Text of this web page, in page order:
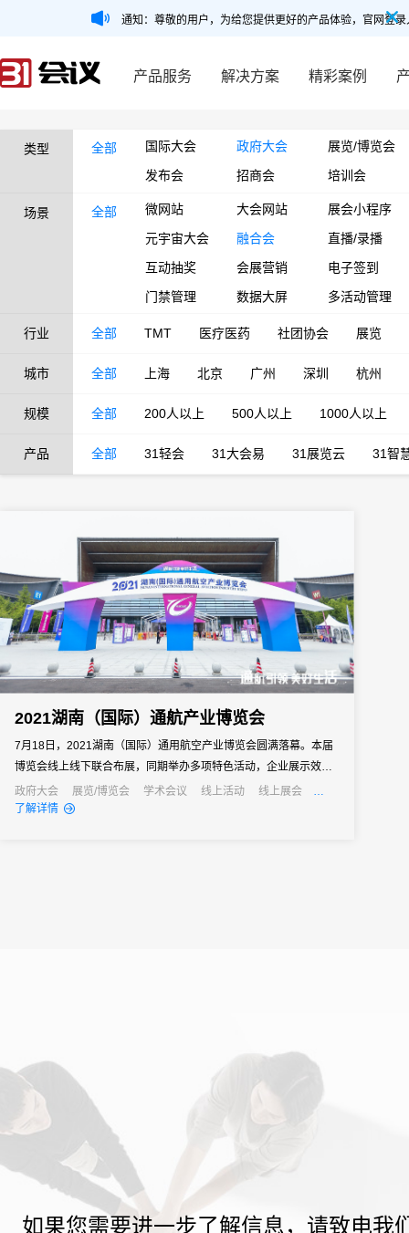
通知：尊敬的用户，为给您提供更好的产品体验，官网登
产品服务 解决方案 精彩案例
类型 全部 国际大会 政府大会
展览/博览会
发布会
招商会 培训会
场景 全部 微网站 大会网站
展会小程序
元宇宙大会
融合会
直播/录播
互动抽奖
会展营销
电子签到
门禁管理
数据大屏 多活动管理
行业 全部 TMT 医疗医药 社团协会 展览
城市 全部 上海 北京 广州 深圳 杭州
规模 全部 200人以上 500人以上 1000人以上
产品 全部 31轻会 31大会易 31展览云 31智
2021湖南（国际）通航产业博览会
7月18日，2021湖南（国际）通用航空产业博览会圆满落幕。本届
博览会线上线下联合布展，同期举办多项特色活动，企业展示效果
好、国际影响力大、取得了丰硕成果。31会议为博览会提供了会展
数字化技术支持。
政府大会 展览/博览会 学术会议 线上活动
线上展会
政府
了解详情
如果您需要进一步了解信息，请致电我